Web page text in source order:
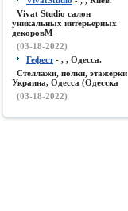
Vivat Studio салон
уникальных интерьерных
декоровМ
(03-18-2022)
Гефест- , , Одесса.
Стеллажи, полки, этажерки
Украина, Одесса (Одесска
(03-18-2022)